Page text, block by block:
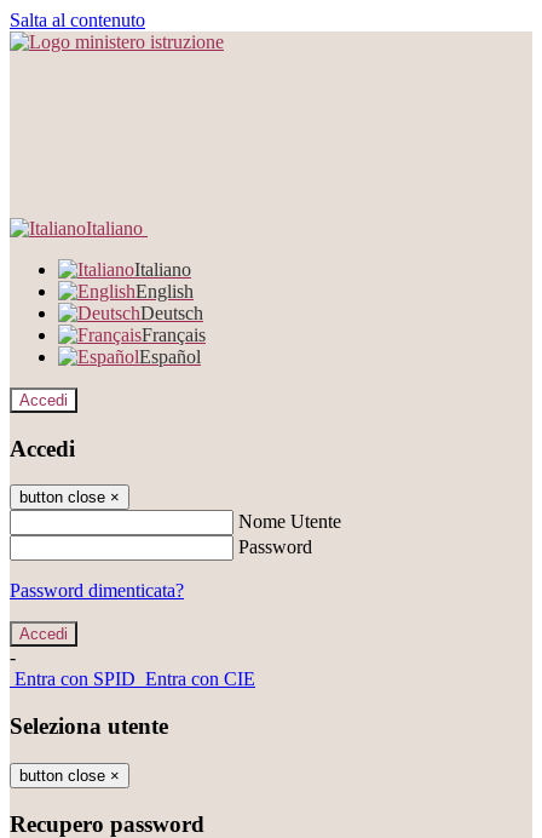
Salta al contenuto
Italiano
Italiano
English
Deutsch
Français
Español
Accedi
Accedi
button close ×
Nome Utente
Password
Password dimenticata?
-
Entra con SPID Entra con CIE
Seleziona utente
button close ×
Recupero password